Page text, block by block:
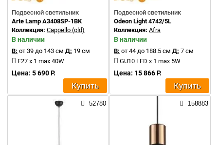
Подвесной светильник
Arte Lamp A3408SP-1BK
Коллекция: Cappello (old)
В наличии
В: от 39 до 143 см Д: 19 см
E27 x 1 max 40W
Цена: 5 690 Р.
Купить
Подвесной светильник
Odeon Light 4742/5L
Коллекция: Afra
В наличии
В: от 44 до 188.5 см Д: 7 см
GU10 LED x 1 max 5W
Цена: 15 866 Р.
Купить
52780 158883